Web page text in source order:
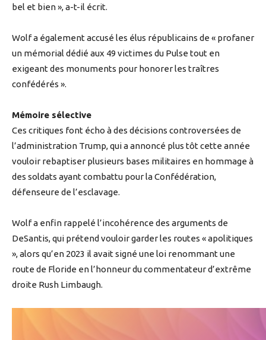
bel et bien », a-t-il écrit.
Wolf a également accusé les élus républicains de « profaner
un mémorial dédié aux 49 victimes du Pulse tout en
exigeant des monuments pour honorer les traîtres
confédérés ».
Mémoire sélective
Ces critiques font écho à des décisions controversées de
l’administration Trump, qui a annoncé plus tôt cette année
vouloir rebaptiser plusieurs bases militaires en hommage à
des soldats ayant combattu pour la Confédération,
défenseure de l’esclavage.
Wolf a enfin rappelé l’incohérence des arguments de
DeSantis, qui prétend vouloir garder les routes « apolitiques
», alors qu’en 2023 il avait signé une loi renommant une
route de Floride en l’honneur du commentateur d’extrême
droite Rush Limbaugh.